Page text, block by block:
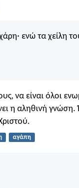
ενώ τα χείλη
να είναι όλοι
η αληθινή
αγάπη